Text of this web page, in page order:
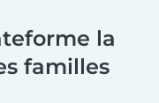
la
familles